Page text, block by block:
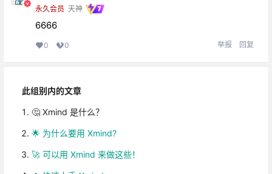
此组别内的文章
🤔 Xmind 是什么？
🌟 为什么要用 Xmind?
🚀 可以用 Xmind 来做这些！
永久会员 天神
6666
0 0 举报 回复